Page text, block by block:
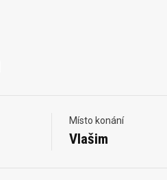
Místo konání
Vlašim